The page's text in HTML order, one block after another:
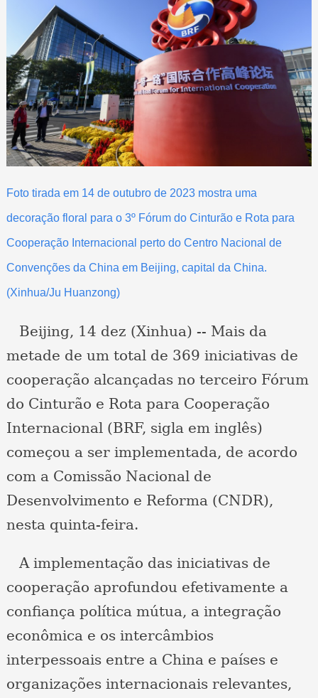
Foto tirada em 14 de outubro de 2023 mostra uma
decoração floral para o 3º Fórum do Cinturão e Rota para
Cooperação Internacional perto do Centro Nacional de
Convenções da China em Beijing, capital da China.
(Xinhua/Ju Huanzong)
Beijing, 14 dez (Xinhua) -- Mais da
metade de um total de 369 iniciativas de
cooperação alcançadas no terceiro Fórum
do Cinturão e Rota para Cooperação
Internacional (BRF, sigla em inglês)
começou a ser implementada, de acordo
com a Comissão Nacional de
Desenvolvimento e Reforma (CNDR),
nesta quinta-feira.
A implementação das iniciativas de
cooperação aprofundou efetivamente a
confiança política mútua, a integração
econômica e os intercâmbios
interpessoais entre a China e países e
organizações internacionais relevantes,